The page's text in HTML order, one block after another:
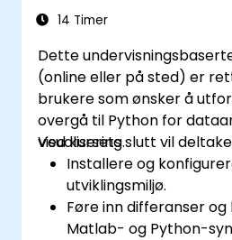
14 Timer
Dette
(online eller på sted) er
brukere som ønsker å
overgå til Python for
visualisering.
Ved kursets slutt vil
Installere og
utviklingsmiljø.
Føre inn differanser
Matlab- og Python-